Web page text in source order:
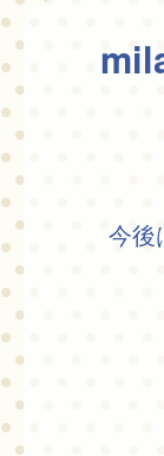
今後